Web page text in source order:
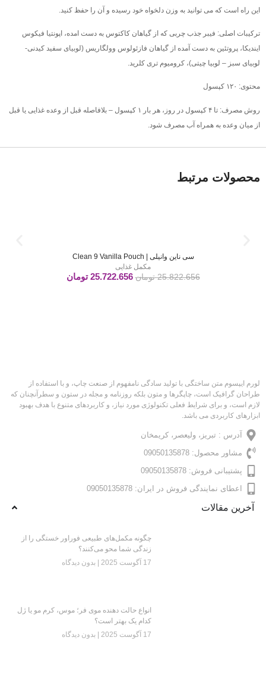
این راه است که می توانید به وزن دلخواه خود رسیده و آن را حفظ کنید.
ترکیبات اصلی: فیبر جذب چربی که از گیاهان کاکتوس به دست امده، اپونتیا فیکوس
ایندیکا، پروتئین به دست آمده از گیاهان فازئولوس وولگاریس (لوبیای سفید کیدنی-
لوبیای سبز – لوبیا چیتی)، کرومیوم تری کلرید.
محتوی: ۱۲۰ کپسول
روش مصرف: تا ۴ کپسول در روز، هر بار ۱ کپسول – بلافاصله قبل از وعده غذایی یا قبل
از میان وعده به همراه آب مصرف شود.
محصولات مرتبط
سی ناین وانیلی | Clean 9 Vanilla Pouch
مکمل غذایی
25.822.656 تومان 25.722.656 تومان
لورم ایپسوم متن ساختگی با تولید سادگی نامفهوم از صنعت چاپ، و با استفاده از
طراحان گرافیک است، چاپگرها و متون بلکه روزنامه و مجله در ستون و سطرآنچنان که
لازم است، و برای شرایط فعلی تکنولوژی مورد نیاز، و کاربردهای متنوع با هدف بهبود
ابزارهای کاربردی می باشد.
آدرس : تبریز، ولیعصر، کریمخان
مشاور محصول: 09050135878
پشتیبانی فروش: 09050135878
اعطای نمایندگی فروش در ایران: 09050135878
آخرین مقالات
چگونه مکمل‌های طبیعی فوراور خستگی را از
زندگی شما محو می‌کنند؟
17 آگوست 2025
بدون دیدگاه
انواع حالت دهنده موی فر؛ موس، کرم مو یا ژل
کدام یک بهتر است؟
17 آگوست 2025
بدون دیدگاه